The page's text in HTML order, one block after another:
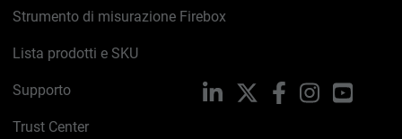
Strumento di misurazione Firebox
Lista prodotti e SKU
Supporto
Trust Center
LinkedIn FacebookInstagram